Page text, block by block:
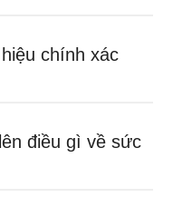
chính xác
điều gì về sức